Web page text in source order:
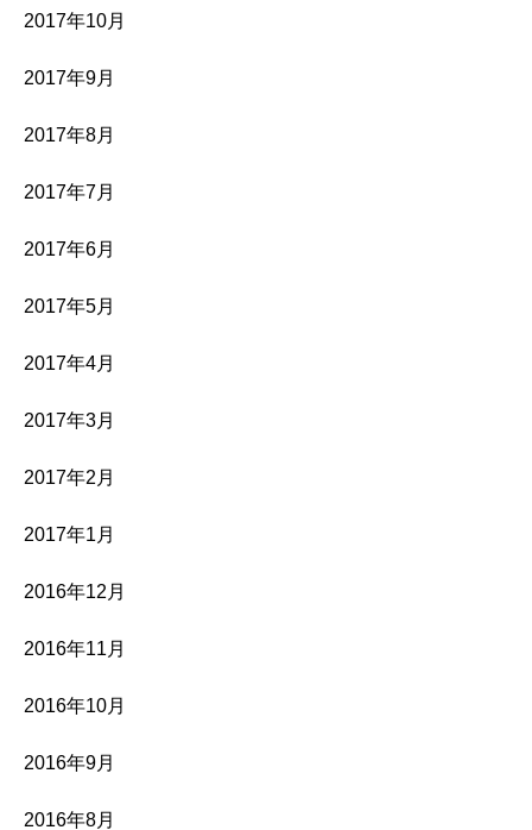
2017年10月
2017年9月
2017年8月
2017年7月
2017年6月
2017年5月
2017年4月
2017年3月
2017年2月
2017年1月
2016年12月
2016年11月
2016年10月
2016年9月
2016年8月